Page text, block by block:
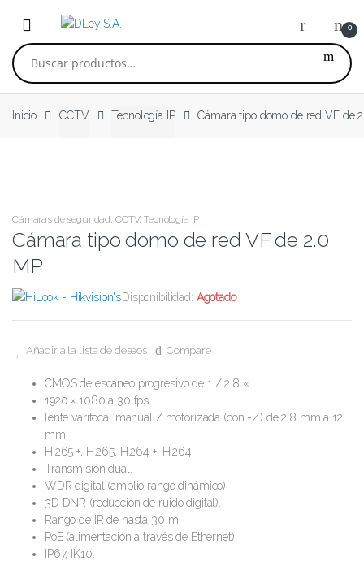
0
Buscar por:
Inicio CCTV Tecnología IP Cámara tipo domo de red VF de
Cámaras de seguridad, CCTV,Tecnología IP
Cámara tipo domo de red VF de 2.0
MP
Disponibilidad: Agotado
Añadir a la lista de deseos Compare
CMOS de escaneo progresivo de 1 / 2.8 «.
1920 × 1080 a 30 fps.
lente varifocal manual / motorizada (con -Z) de 2,8 mm a 12
mm.
H.265 +, H.265, H.264 +, H.264.
Transmisión dual.
WDR digital (amplio rango dinámico).
3D DNR (reducción de ruido digital).
Rango de IR de hasta 30 m.
PoE (alimentación a través de Ethernet).
IP67, IK10.